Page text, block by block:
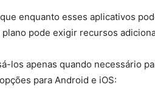
enquanto esses aplicativos
pode exigir recursos
los apenas quando necessário
para Android e iOS: